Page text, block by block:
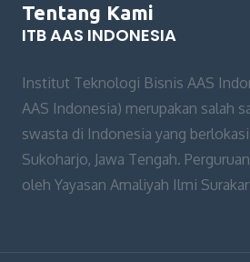
Tentang Kami
ITB AAS INDONESIA
Institut Teknologi Bisnis AAS
AAS Indonesia) merupakan salah
swasta di Indonesia yang
Sukoharjo, Jawa Tengah.
oleh Yayasan Amaliyah Ilmi